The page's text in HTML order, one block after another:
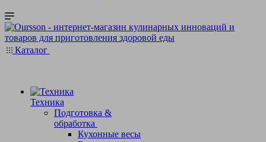
Каталог
Техника
Подготовка &
обработка
Кухонные весы